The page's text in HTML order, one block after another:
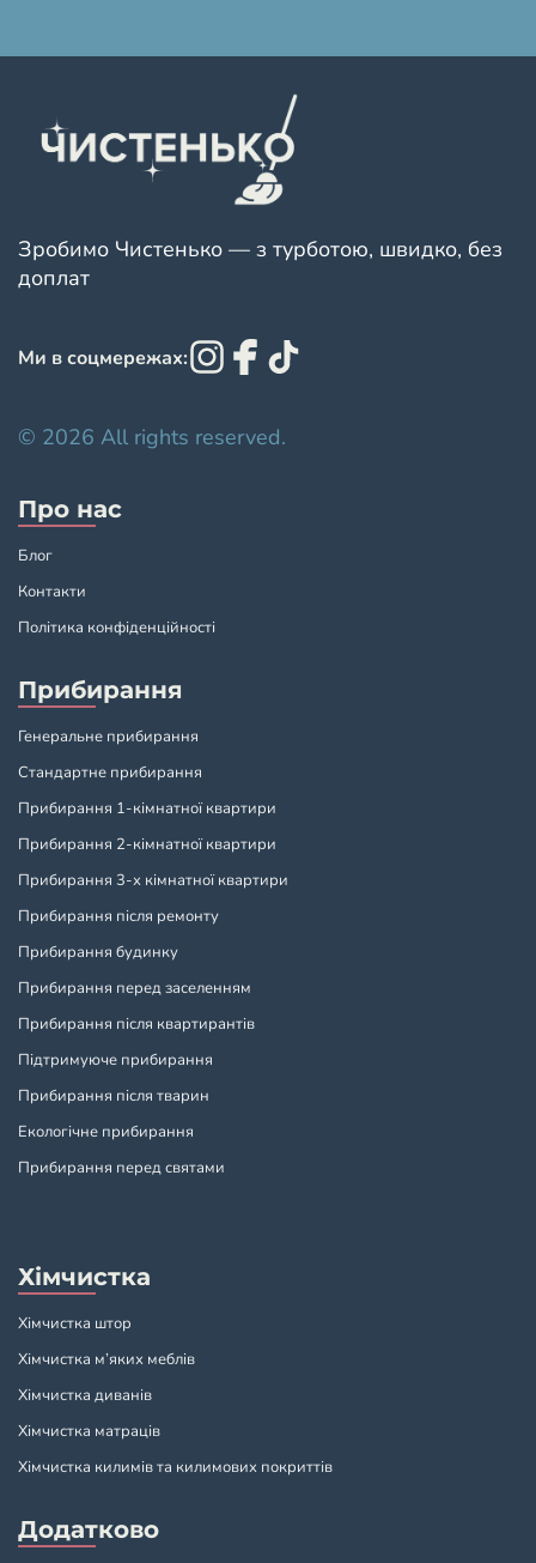
Зробимо Чистенько — з турботою, швидко, без
доплат
Ми в соцмережах:
© 2026 All rights reserved.
Про нас
Блог
Контакти
Політика конфіденційності
Прибирання
Генеральне прибирання
Стандартне прибирання
Прибирання 1-кімнатної квартири
Прибирання 2-кімнатної квартири
Прибирання 3-х кімнатної квартири
Прибирання після ремонту
Прибирання будинку
Прибирання перед заселенням
Прибирання після квартирантів
Підтримуюче прибирання
Прибирання після тварин
Екологічне прибирання
Прибирання перед святами
Хімчистка
Хімчистка штор
Хімчистка м’яких меблів
Хімчистка диванів
Хімчистка матраців
Хімчистка килимів та килимових покриттів
Додатково